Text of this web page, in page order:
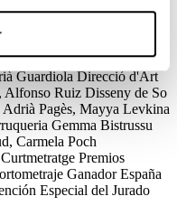
Direcció de Producció
Guardiola Direcció d'Art
Alfonso Ruiz Disseny de So
Adrià Pagès, Mayya Levkina
Gemma Bistrussu
Carmela Poch
Premios
Ganador España
Especial del Jurado